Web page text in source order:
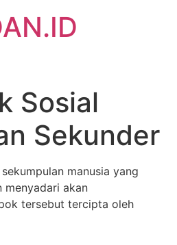
Sosial
Sekunder
manusia yang
menyadari akan
tersebut tercipta oleh